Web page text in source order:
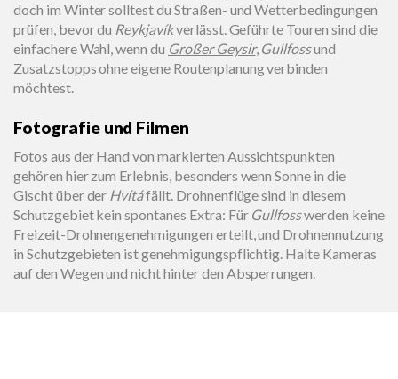
doch im Winter solltest du Straßen- und Wetterbedingungen
prüfen, bevor du Reykjavíkverlässt. Geführte Touren sind die
einfachere Wahl, wenn du Großer Geysir, Gullfossund
Zusatzstopps ohne eigene Routenplanung verbinden
möchtest.
Fotografie und Filmen
Fotos aus der Hand von markierten Aussichtspunkten
gehören hier zum Erlebnis, besonders wenn Sonne in die
Gischt über der Hvítáfällt. Drohnenflüge sind in diesem
Schutzgebiet kein spontanes Extra: Für Gullfosswerden keine
Freizeit-Drohnengenehmigungen erteilt, und Drohnennutzung
in Schutzgebieten ist genehmigungspflichtig. Halte Kameras
auf den Wegen und nicht hinter den Absperrungen.